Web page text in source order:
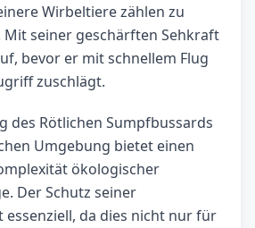
Wirbeltiere zählen zu
seiner geschärften Sehkraft
bevor er mit schnellem Flug
zuschlägt.
des Rötlichen Sumpfbussards
Umgebung bietet einen
ökologischer
Der Schutz seiner
essenziell, da dies nicht nur für